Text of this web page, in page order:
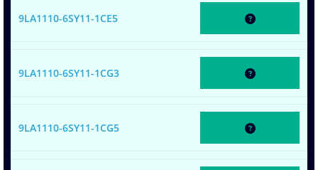
9LA1110-6SY11-1CE5
9LA1110-6SY11-1CG3
9LA1110-6SY11-1CG5